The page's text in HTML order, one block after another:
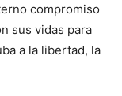
compromiso
sus vidas para
a la libertad, la